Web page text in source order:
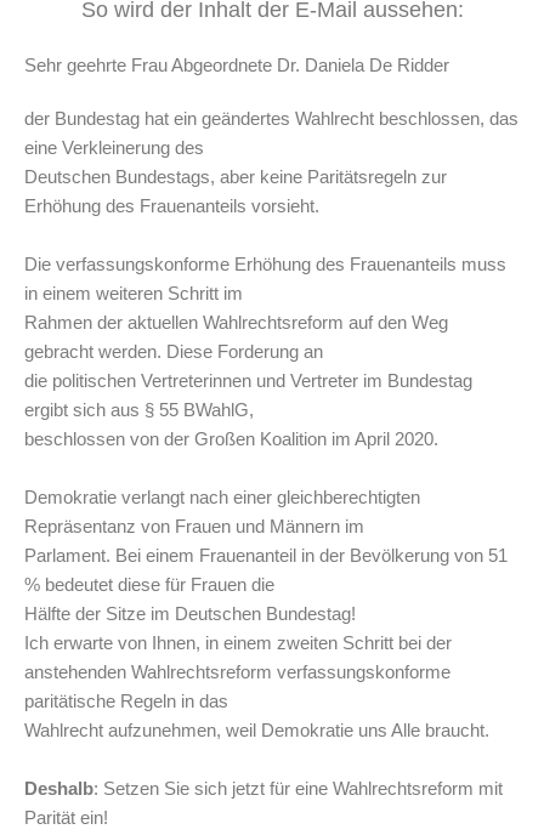
So wird der Inhalt der E-Mail aussehen:
Sehr geehrte Frau Abgeordnete Dr. Daniela De Ridder
der Bundestag hat ein geändertes Wahlrecht beschlossen, das
eine Verkleinerung des
Deutschen Bundestags, aber keine Paritätsregeln zur
Erhöhung des Frauenanteils vorsieht.
Die verfassungskonforme Erhöhung des Frauenanteils muss
in einem weiteren Schritt im
Rahmen der aktuellen Wahlrechtsreform auf den Weg
gebracht werden. Diese Forderung an
die politischen Vertreterinnen und Vertreter im Bundestag
ergibt sich aus § 55 BWahlG,
beschlossen von der Großen Koalition im April 2020.
Demokratie verlangt nach einer gleichberechtigten
Repräsentanz von Frauen und Männern im
Parlament. Bei einem Frauenanteil in der Bevölkerung von 51
% bedeutet diese für Frauen die
Hälfte der Sitze im Deutschen Bundestag!
Ich erwarte von Ihnen, in einem zweiten Schritt bei der
anstehenden Wahlrechtsreform verfassungskonforme
paritätische Regeln in das
Wahlrecht aufzunehmen, weil Demokratie uns Alle braucht.
Deshalb: Setzen Sie sich jetzt für eine Wahlrechtsreform mit
Parität ein!